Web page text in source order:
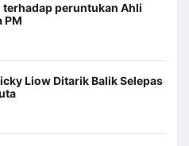
terhadap peruntukan Ahli
PM
Liow Ditarik Balik Selepas